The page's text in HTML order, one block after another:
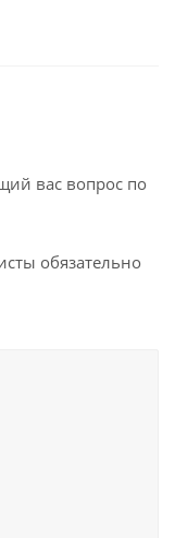
вас вопрос по
обязательно